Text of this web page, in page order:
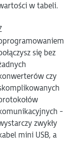
w tabeli.
się bez
czy
-
zwykły
mini USB, a